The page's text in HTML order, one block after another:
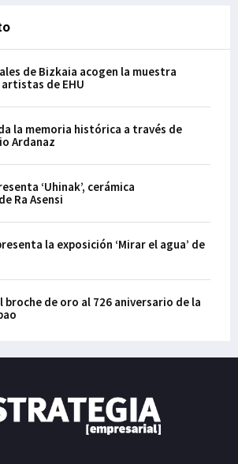
de Bizkaia acogen la muestra
artistas de EHU
la memoria histórica a través de
Ardanaz
‘Uhinak’, cerámica
Ra Asensi
la exposición ‘Mirar el agua’ de
broche de oro al 726 aniversario de la